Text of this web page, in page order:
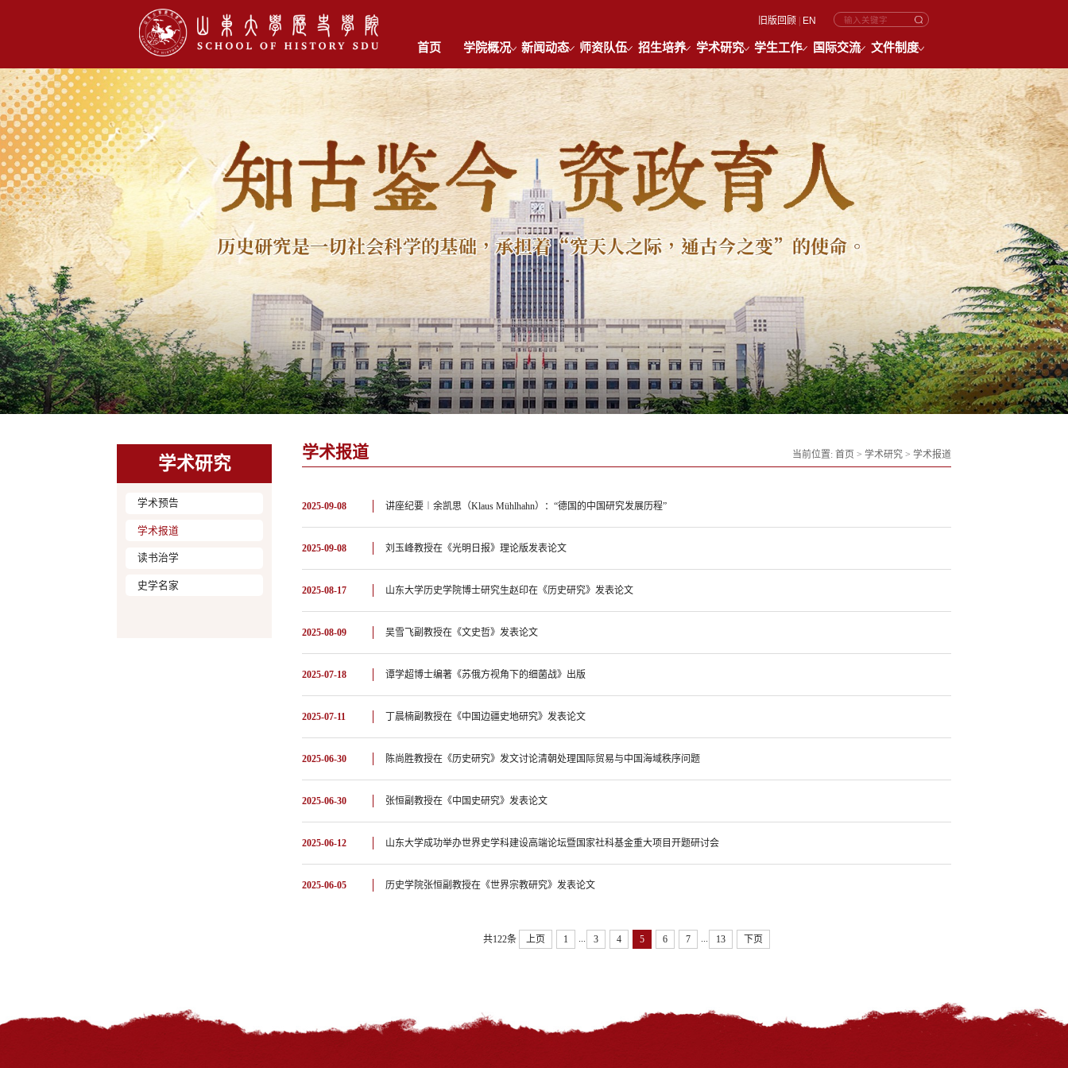
旧版回顾 | EN
首页 学院概况 新闻动态 师资队伍 招生培养 学术研究 学生工作 国际交流 文件制度
学术研究
学术预告
学术报道
读书治学
史学名家
当前位置: 首页 > 学术研究 > 学术报道
学术报道
2025-09-08 讲座纪要︱余凯思（Klaus Mühlhahn）：“德国的中国研究发展历程”
2025-09-08 刘玉峰教授在《光明日报》理论版发表论文
2025-08-17 山东大学历史学院博士研究生赵印在《历史研究》发表论文
2025-08-09 吴雪飞副教授在《文史哲》发表论文
2025-07-18 谭学超博士编著《苏俄方视角下的细菌战》出版
2025-07-11 丁晨楠副教授在《中国边疆史地研究》发表论文
2025-06-30 陈尚胜教授在《历史研究》发文讨论清朝处理国际贸易与中国海域秩序问题
2025-06-30 张恒副教授在《中国史研究》发表论文
2025-06-12 山东大学成功举办世界史学科建设高端论坛暨国家社科基金重大项目开题研讨会
2025-06-05 历史学院张恒副教授在《世界宗教研究》发表论文
共122条 上页 1 3 4 5 6 7 13 下页